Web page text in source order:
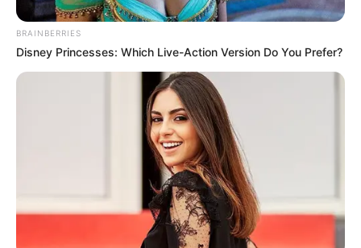
deals που έχουν ολοκληρωθεί, με τα ποσά που έχουν
πληρωθεί ή αναφέρονται ως τιμή της συναλλαγής:
________________________________________
BRAINBERRIES
Disney Princesses: Which Live-Action Version Do You Prefer?